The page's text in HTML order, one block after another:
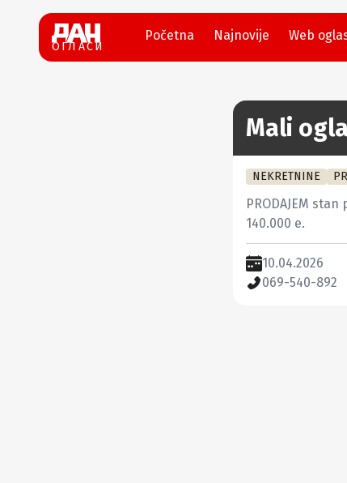
ОГЛАСИ
Početna Najnovije Web
Mali
NEKRETNINE
PRODAJEM
140.000 e.
10.04.2026
069-540-892